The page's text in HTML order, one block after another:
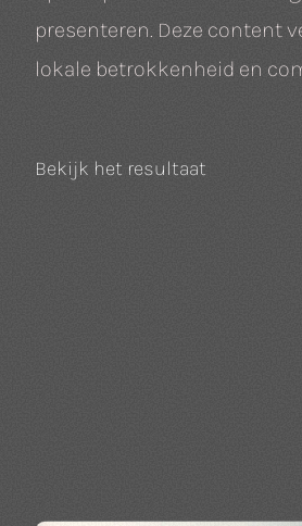
presenteren. Deze content
lokale betrokkenheid en
Bekijk het resultaat